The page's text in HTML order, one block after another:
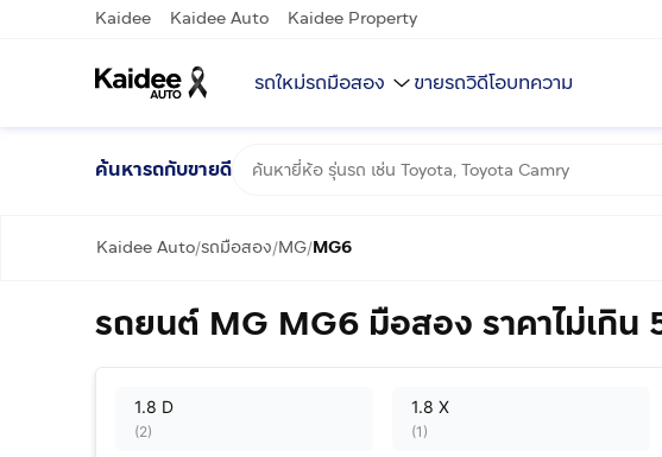
Kaidee Kaidee Auto Kaidee Property
รถใหม่รถมือสอง ขายรถวิดีโอบทความ
ค้นหารถกับขายดี
Kaidee Auto/รถมือสอง/MG/MG6
รถยนต์ MG MG6 มือสอง ราคาไม่เกิ
1.8 D
(2)
1.8 X
(1 )